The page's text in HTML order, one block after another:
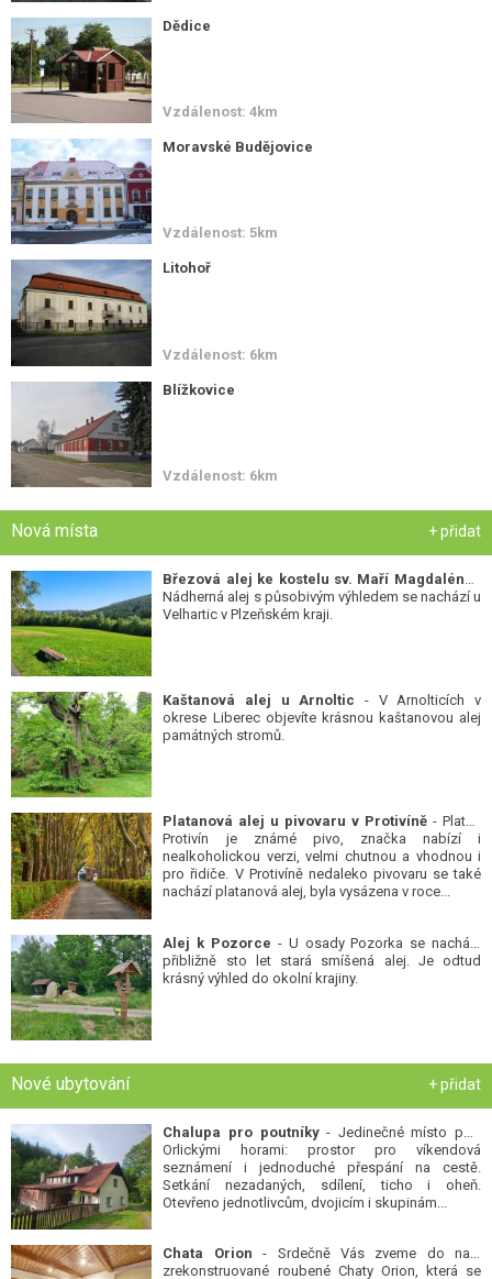
Dědice
Vzdálenost: 4km
Moravské Budějovice
Vzdálenost: 5km
Litohoř
Vzdálenost: 6km
Blížkovice
Vzdálenost: 6km
Nová místa + přidat
Nádherná alej s působivým výhledem se nachází u
Velhartic v Plzeňském kraji.
Kaštanová alej u Arnoltic - V Arnolticích v
okrese Liberec objevíte krásnou kaštanovou alej
památných stromů.
Platanová alej u pivovaru v Protivíně - Platan
Protivín je známé pivo, značka nabízí i
nealkoholickou verzi, velmi chutnou a vhodnou i
pro řidiče. V Protivíně nedaleko pivovaru se také
nachází platanová alej, byla vysázena v roce...
Alej k Pozorce - U osady Pozorka se nachází
přibližně sto let stará smíšená alej. Je odtud
krásný výhled do okolní krajiny.
Nové ubytování + přidat
Chalupa pro poutníky- Jedinečné místo pod
Orlickými horami: prostor pro víkendová
seznámení i jednoduché přespání na cestě.
Setkání nezadaných, sdílení, ticho i oheň.
Otevřeno jednotlivcům, dvojicím i skupinám...
Chata Orion - Srdečně Vás zveme do naší
zrekonstruované roubené Chaty Orion, která se